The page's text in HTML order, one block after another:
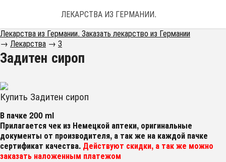
ЛЕКАРСТВА ИЗ ГЕРМАНИИ. ЗАКАЗАТЬ
Лекарства из Германии. Заказать лекарство из Германии
→ Лекарства → З
Задитен сироп
Купить Задитен сироп
В пачке 200 ml
Прилагается чек из Немецкой аптеки, оригинальные
документы от производителя, а так же на каждой пачке
сертификат качества. Действуют скидки, а так же можно
заказать наложенным платежом